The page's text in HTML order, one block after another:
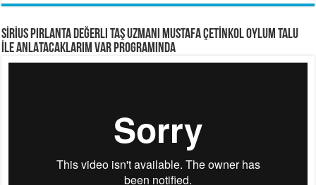
SİRİUS PIRLANTA Değerli Taş Uzmanı Mustafa ÇETİNKOL OYLUM TALU
İLE ANLATACAKLARIM VAR PROGRAMINDA